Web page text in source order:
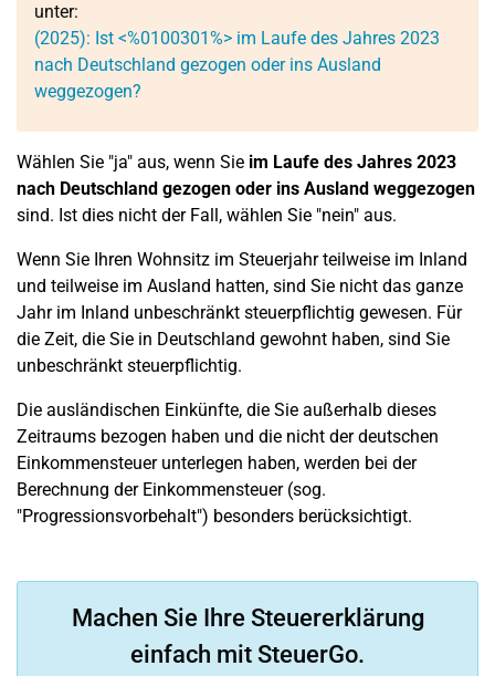
unter:
(2025): Ist <%0100301%> im Laufe des Jahres 2023
nach Deutschland gezogen oder ins Ausland
weggezogen?
Wählen Sie "ja" aus, wenn Sie im Laufe des Jahres 2023
nach Deutschland gezogen oder ins Ausland weggezogen
sind. Ist dies nicht der Fall, wählen Sie "nein" aus.
Wenn Sie Ihren Wohnsitz im Steuerjahr teilweise im Inland
und teilweise im Ausland hatten, sind Sie nicht das ganze
Jahr im Inland unbeschränkt steuerpflichtig gewesen. Für
die Zeit, die Sie in Deutschland gewohnt haben, sind Sie
unbeschränkt steuerpflichtig.
Die ausländischen Einkünfte, die Sie außerhalb dieses
Zeitraums bezogen haben und die nicht der deutschen
Einkommensteuer unterlegen haben, werden bei der
Berechnung der Einkommensteuer (sog.
"Progressionsvorbehalt") besonders berücksichtigt.
Machen Sie Ihre Steuererklärung
einfach mit SteuerGo.